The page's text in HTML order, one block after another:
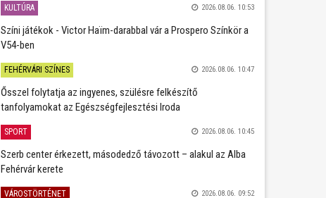
KULTÚRA 2026.08.06. 10:53
Színi játékok - Victor Haïm-darabbal vár a Prospero Színkör a
V54-ben
FEHÉRVÁRI SZÍNES 2026.08.06. 10:47
Ősszel folytatja az ingyenes, szülésre felkészítő
tanfolyamokat az Egészségfejlesztési Iroda
SPORT 2026.08.06. 10:45
Szerb center érkezett, másodedző távozott – alakul az Alba
Fehérvár kerete
VÁROSTÖRTÉNET 2026.08.06. 09:52